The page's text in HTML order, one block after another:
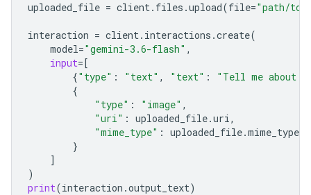
uploaded_file = client. files .upload(file="path/to/
interaction = client. interactions .create(
model="gemini-3.6-flash" ,
input=[
{"type" : "text" , "text" :
"Tell me about
{
"type" : "image" ,
"uri" : uploaded_file.uri,
"mime_type" : uploaded_file.mime_type
}
]
)
print(interaction .output_text)